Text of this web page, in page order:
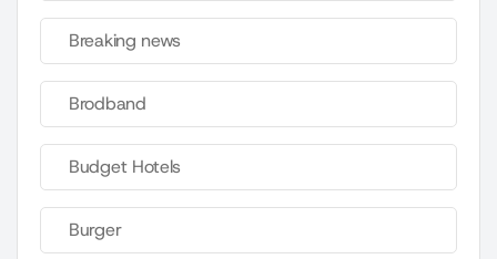
Breaking news
Brodband
Budget Hotels
Burger